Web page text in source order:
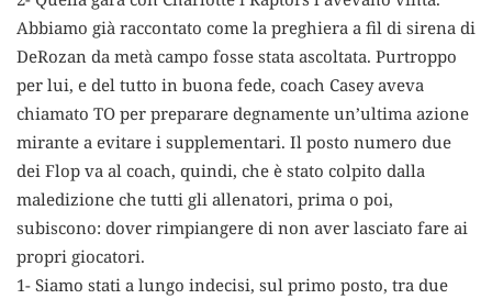
Abbiamo già raccontato come la preghiera a fil di sirena di
DeRozan da metà campo fosse stata ascoltata. Purtroppo
per lui, e del tutto in buona fede, coach Casey aveva
chiamato TO per preparare degnamente un’ultima azione
mirante a evitare i supplementari. Il posto numero due
dei Flop va al coach, quindi, che è stato colpito dalla
maledizione che tutti gli allenatori, prima o poi,
subiscono: dover rimpiangere di non aver lasciato fare ai
propri giocatori.
1- Siamo stati a lungo indecisi, sul primo posto, tra due